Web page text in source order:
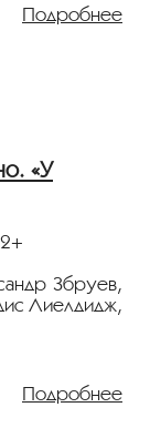
массив,
район
Мороз.
коллекции
Подробнее
«У
Збруев,
Лиелдидж,
плена и
Подробнее